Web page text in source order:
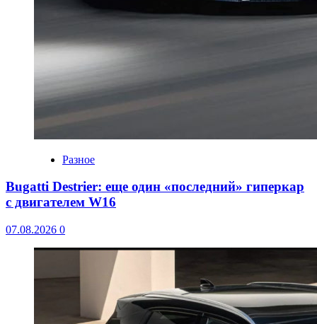
Разное
Bugatti Destrier: еще один «последний» гиперкар
с двигателем W16
07.08.2026 0